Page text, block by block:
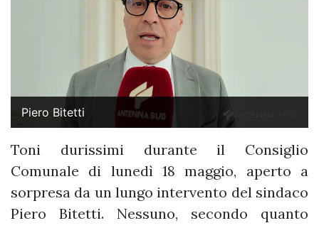
Piero Bitetti
Toni durissimi durante il Consiglio
Comunale di lunedì 18 maggio, aperto a
sorpresa da un lungo intervento del sindaco
Piero Bitetti. Nessuno, secondo quanto